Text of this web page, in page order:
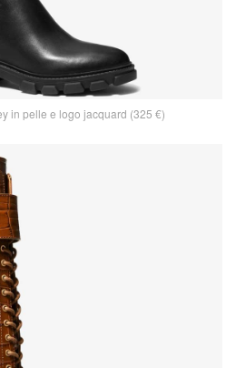
in pelle e logo jacquard (325 €)